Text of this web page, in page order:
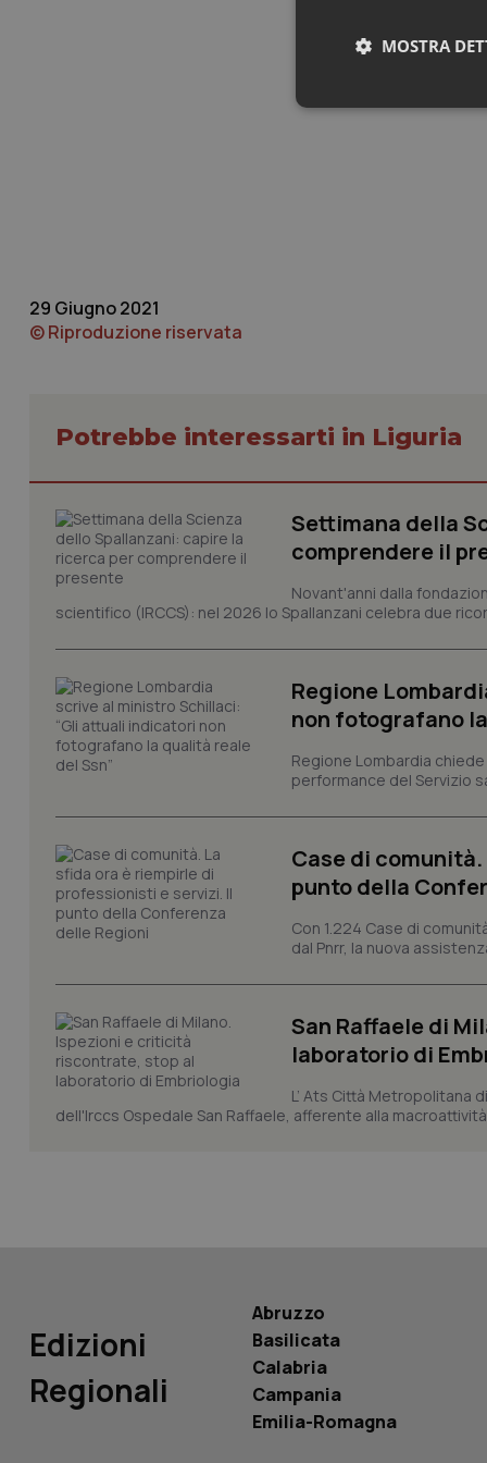
29 Giugno 2021
© Riproduzione riservata
Potrebbe interessarti in Liguria
Settimana della
comprendere il
Novant'anni dalla
scientifico (IRCCS): nel 2026 lo Spallanzani celebra due
Regione
non fotografano
Regione Lombardia
performance del Servizio
Case di
punto della
Con 1.224 Case di
dal Pnrr, la nuova
San Raffaele di
laboratorio di
L’ Ats Città Metropolitana
dell'Irccs Ospedale San Raffaele, afferente alla
Edizioni
Regionali
Abruzzo
Basilicata
Calabria
Campania
Emilia-Romagna
MOSTRA
tracking-sites-
tracking-enable
tracking-sites-
PHPSESSID
Nome
Nome
tracking-sites-